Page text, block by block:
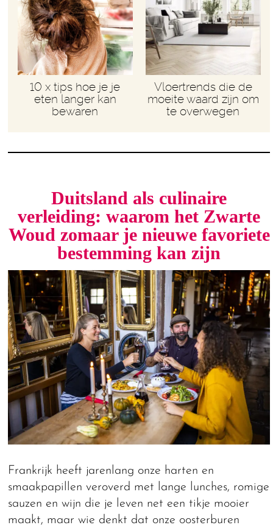
10 x tips hoe je je
eten langer kan
bewaren
Vloertrends die de
moeite waard zijn om
te overwegen
Duitsland als culinaire
verleiding: waarom het Zwarte
Woud zomaar je nieuwe favoriete
bestemming kan zijn
Frankrijk heeft jarenlang onze harten en
smaakpapillen veroverd met lange lunches, romige
sauzen en wijn die je leven net een tikje mooier
maakt, maar wie denkt dat onze oosterburen